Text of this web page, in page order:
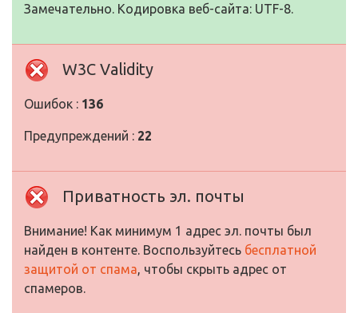
Замечательно. Кодировка веб-сайта: UTF-8.
W3C Validity
Ошибок : 136
Предупреждений : 22
Приватность эл. почты
Внимание! Как минимум 1 адрес эл. почты был
найден в контенте. Воспользуйтесь бесплатной
защитой от спама, чтобы скрыть адрес от
спамеров.